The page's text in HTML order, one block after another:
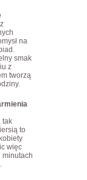
na
smak
z
tworzą
tak
to
więc
minutach